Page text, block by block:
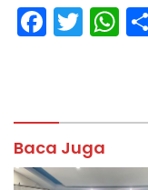
F
o
o
T W
p
Baca Juga